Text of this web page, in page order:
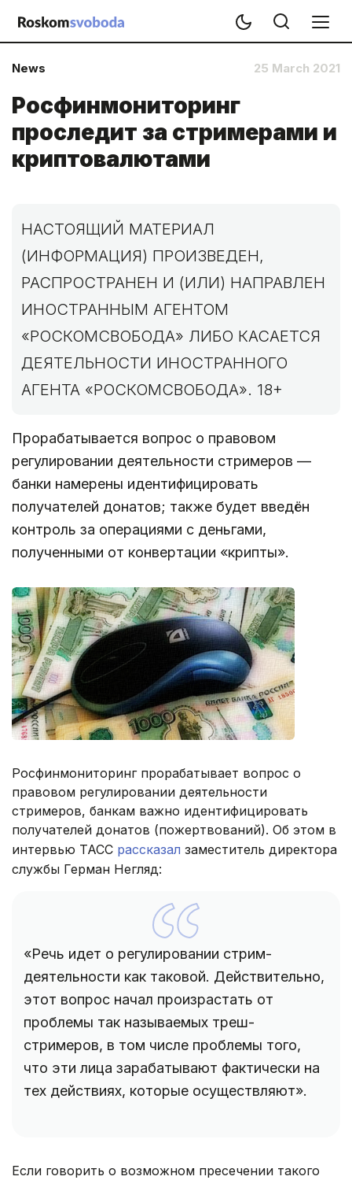
News 25 March 2021
Росфинмониторинг
проследит за стримерами и
криптовалютами
НАСТОЯЩИЙ МАТЕРИАЛ
(ИНФОРМАЦИЯ) ПРОИЗВЕДЕН,
РАСПРОСТРАНЕН И (ИЛИ) НАПРАВЛЕН
ИНОСТРАННЫМ АГЕНТОМ
«РОСКОМСВОБОДА» ЛИБО КАСАЕТСЯ
ДЕЯТЕЛЬНОСТИ ИНОСТРАННОГО
АГЕНТА «РОСКОМСВОБОДА». 18+
Прорабатывается вопрос о правовом
регулировании деятельности стримеров —
банки намерены идентифицировать
получателей донатов; также будет введён
контроль за операциями с деньгами,
полученными от конвертации «крипты».
Росфинмониторинг прорабатывает вопрос о
правовом регулировании деятельности
стримеров, банкам важно идентифицировать
получателей донатов (пожертвований). Об этом в
интервью ТАСС рассказал заместитель директора
службы Герман Негляд:
«Речь идет о регулировании стрим-
деятельности как таковой. Действительно,
этот вопрос начал произрастать от
проблемы так называемых треш-
стримеров, в том числе проблемы того,
что эти лица зарабатывают фактически на
тех действиях, которые осуществляют».
Если говорить о возможном пресечении такого